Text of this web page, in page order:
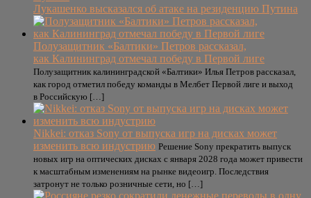
Лукашенко высказался об атаке на резиденцию Путина
Полузащитник «Балтики» Петров рассказал,
как Калининград отмечал победу в Первой лиге
Полузащитник калининградской «Балтики» Илья Петров рассказал,
как город отметил победу команды в Мелбет Первой лиге и выход
в Российскую […]
Nikkei: отказ Sony от выпуска игр на дисках может
изменить всю индустрию Решение Sony прекратить выпуск
новых игр на оптических дисках с января 2028 года может привести
к масштабным изменениям на рынке видеоигр. Последствия
затронут не только розничные сети, но […]